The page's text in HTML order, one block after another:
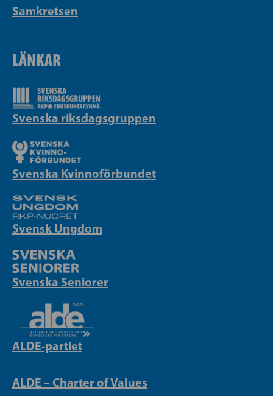
Samkretsen
LÄNKAR
Svenska riksdagsgruppen
Svenska Kvinnoförbundet
Svensk Ungdom
Svenska Seniorer
ALDE-partiet
ALDE – Charter of Values